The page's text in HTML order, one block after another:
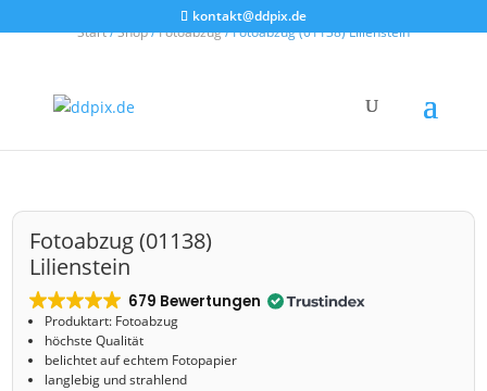
kontakt@ddpix.de
Start/Shop/Fotoabzug/ Fotoabzug (01138) Lilienstein
Fotoabzug (01138)
Lilienstein
679 Bewertungen
Produktart: Fotoabzug
höchste Qualität
belichtet auf echtem Fotopapier
langlebig und strahlend